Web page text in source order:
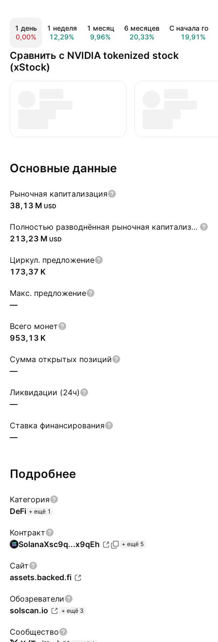
1 день
0,00%
1 неделя
12,29%
1 месяц
9,96%
6 месяцев
20,33%
С начала года
19,91%
Сравнить с NVIDIA tokenized stock
(xStock)
Основные данные
Рыночная капитализация
‪38,13 M‬ USD
Полностью разводнённая рыночная капитализация
‪213,23 M‬ USD
Циркул. предложение
‪173,37 K‬
Макс. предложение
—
Всего монет
‪953,13 K‬
Сумма открытых позиций
—
Ликвидации (24ч)
—
Ставка финансирования
—
Подробнее
Категория
DeFi + ещё 1
Контракт
SolanaXsc9q...x9qEh + ещё 5
Сайт
assets.backed.fi
Обозреватели
solscan.io
+ ещё 3
Сообщество